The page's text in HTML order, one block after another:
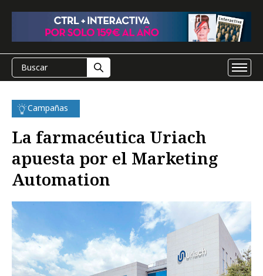
Campañas
La farmacéutica Uriach
apuesta por el Marketing
Automation